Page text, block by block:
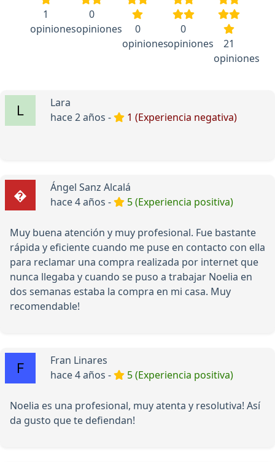
1
opiniones
0
opiniones
0
opiniones
0
opiniones
21
opiniones
Lara
hace 2 años -
1 (Experiencia negativa)
Ángel Sanz Alcalá
hace 4 años -
5 (Experiencia positiva)
Muy buena atención y muy profesional. Fue bastante
rápida y eficiente cuando me puse en contacto con ella
para reclamar una compra realizada por internet que
nunca llegaba y cuando se puso a trabajar Noelia en
dos semanas estaba la compra en mi casa. Muy
recomendable!
Fran Linares
hace 4 años -
5 (Experiencia positiva)
Noelia es una profesional, muy atenta y resolutiva! Así
da gusto que te defiendan!